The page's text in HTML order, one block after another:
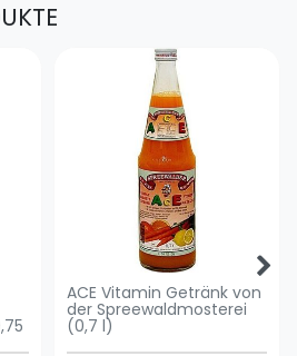
ACE Vitamin Getränk von
der Spreewaldmosterei
(0,7 l)